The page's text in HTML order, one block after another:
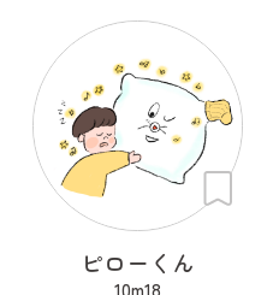
ピローくん
10m18